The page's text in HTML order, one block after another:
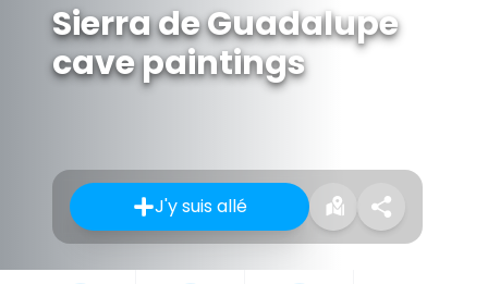
Sierra de Guadalupe
cave paintings
J'y suis allé